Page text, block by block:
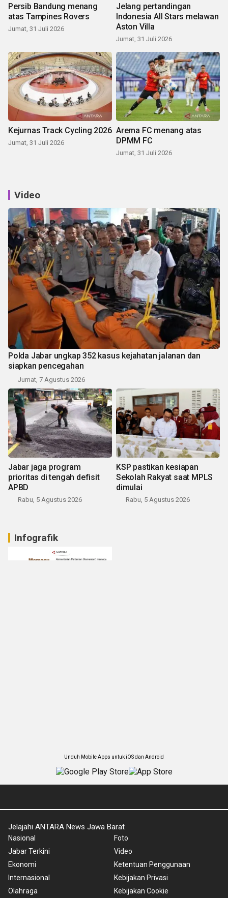
Persib Bandung menang
atas Tampines Rovers
Jumat, 31 Juli 2026
Jelang pertandingan
Indonesia All Stars melawan
Aston Villa
Jumat, 31 Juli 2026
Kejurnas Track Cycling 2026
Jumat, 31 Juli 2026
Arema FC menang atas
DPMM FC
Jumat, 31 Juli 2026
Video
Polda Jabar ungkap 352 kasus kejahatan jalanan dan
siapkan pencegahan
Jumat, 7 Agustus 2026
Jabar jaga program
prioritas di tengah defisit
APBD
Rabu, 5 Agustus 2026
KSP pastikan kesiapan
Sekolah Rakyat saat MPLS
dimulai
Rabu, 5 Agustus 2026
Infografik
Unduh Mobile Apps untuk iOS dan Android
Jelajahi ANTARA News Jawa Barat
Nasional
Jabar Terkini
Ekonomi
Internasional
Olahraga
Foto
Video
Ketentuan Penggunaan
Kebijakan Privasi
Kebijakan Cookie